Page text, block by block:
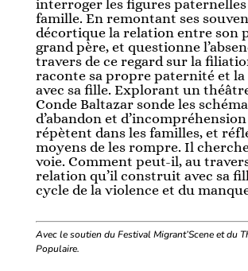
interroger les figures paternelles
famille. En remontant ses
décortique la relation entre son
grand père, et questionne
travers de ce regard sur la
raconte sa propre paternité et
avec sa fille. Explorant un
Conde Baltazar sonde les
d’abandon et
répètent dans les familles, et
moyens de les rompre. Il
voie. Comment peut-il, au
relation qu’il construit avec sa
cycle de la violence et du
Avec le soutien du Festival Migrant’Scene et du
Populaire.